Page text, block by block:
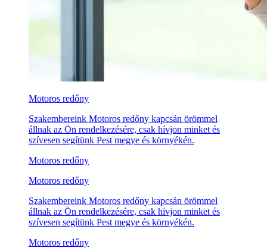
Motoros redőny
Szakembereink Motoros redőny kapcsán örömmel
állnak az Ön rendelkezésére, csak hívjon minket és
szívesen segítünk Pest megye és környékén.
Motoros redőny
Motoros redőny
Szakembereink Motoros redőny kapcsán örömmel
állnak az Ön rendelkezésére, csak hívjon minket és
szívesen segítünk Pest megye és környékén.
Motoros redőny